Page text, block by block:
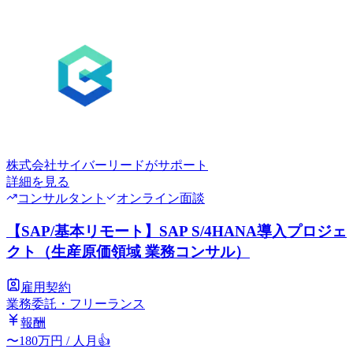
株式会社サイバーリードがサポート
詳細を見る
コンサルタント
オンライン面談
【SAP/基本リモート】SAP S/4HANA導入プロジェ
クト（生産原価領域 業務コンサル）
雇用契約
業務委託・フリーランス
報酬
〜180万円 / 人月 👍